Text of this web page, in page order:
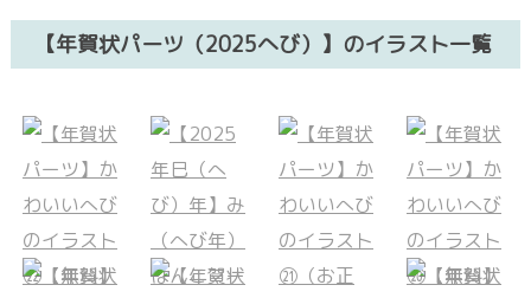
【年賀状パーツ（2025へび）】のイラスト一覧